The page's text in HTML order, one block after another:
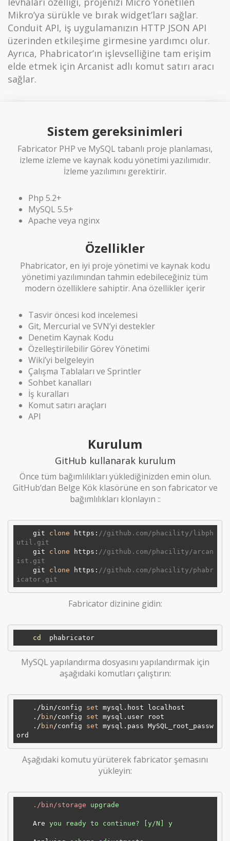
Mikro’ya sürükle ve bırak widget’ları sağlar.
Conduit API, iş uygulamanızın HTTP JSON API
üzerinden etkileşime girmesine yardımcı olur.
Ayrıca, Phabricator’ın işlevselliğine tam erişim
elde etmek için Arcanist adlı komut satırı aracı
sağlar.
Sistem gereksinimleri
Fabricator PHP ve MySQL tabanlı proje planlaması,
izleme izleme ve kaynak kodu yönetimi yazılımıdır.
İzleme yazılımını gerektirir.
Php 5.2+
MySQL 5.5+
Apache veya nginx
Özellikler
Phabricator, en iyi proje yönetimi ve kaynak kodu
yönetimi yazılımından tahmin edebileceğiniz tüm
modern özelliklere sahiptir. Ana özellikler içerir
Tasvir öncesi kod incelemesi
Git, Mercurial ve SVN’yi destekler
Denetim Kaynak Kodu
Özelleştirilebilir Görev Yönetimi
Wiki’yi belgeleyin
Çalışma Tablaları ve Sprintler
Sohbet kanalları
İş kuralları
Komut satırı araçları
API
Kurulum
GitHub kullanarak kurulum
Önce tüm bağımlılıkları yüklediğinizden emin olun.
GitHub’dan Belge Kök klasörüne en son fabricator ve
bağımlılıkları klonlayın ::
    git
clone https: //github.com/phacility/libph
util.git
    git
clone https: //github.com/phacility/arcan
ist.git
    git
clone https: //github.com/phacility/phabr
icator.git
Fabricator dizinine gidin:
cd
MySQL yapılandırma dosyasını yapılandırmak için
aşağıdaki komutları çalıştırın:
    ./bin/config
set mysql.host localhost
    ./
bin /config set mysql.user root
    ./
bin /config set mysql.pass MySQL_root_passw
Aşağıdaki komutu yürüterek fabricator şemasını
yükleyin:
./bin/storage upgrade
Are you ready to continue? [y/N] y